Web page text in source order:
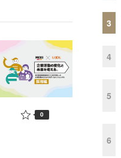
0
3
4
5
6